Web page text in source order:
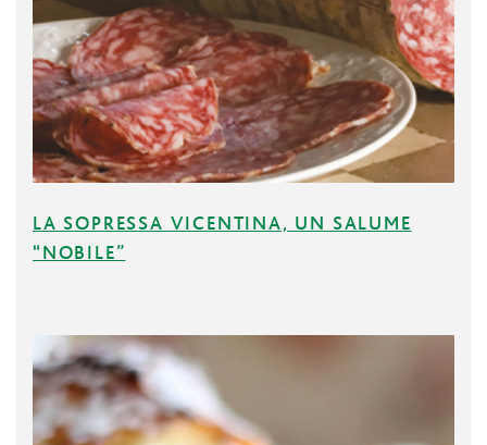
LA SOPRESSA VICENTINA, UN SALUME
“NOBILE”